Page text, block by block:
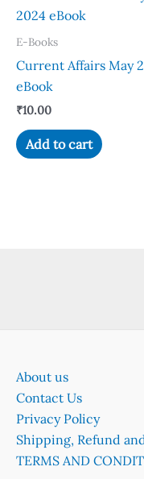
E-Books
Current Affairs May
eBook
₹10.00
Add to cart
About us
Contact Us
Privacy Policy
Shipping, Refund
TERMS AND